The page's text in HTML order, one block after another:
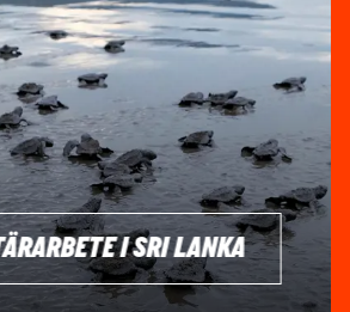
för att täcka eventuella
eller andra oväntade händelser
inte in på det, det är så viktigt.
innan du reser till Sri
vaccinationsklinik om vad som
dig.
rupier (LKR) valutan. Ha gärna
I SRI LANKA